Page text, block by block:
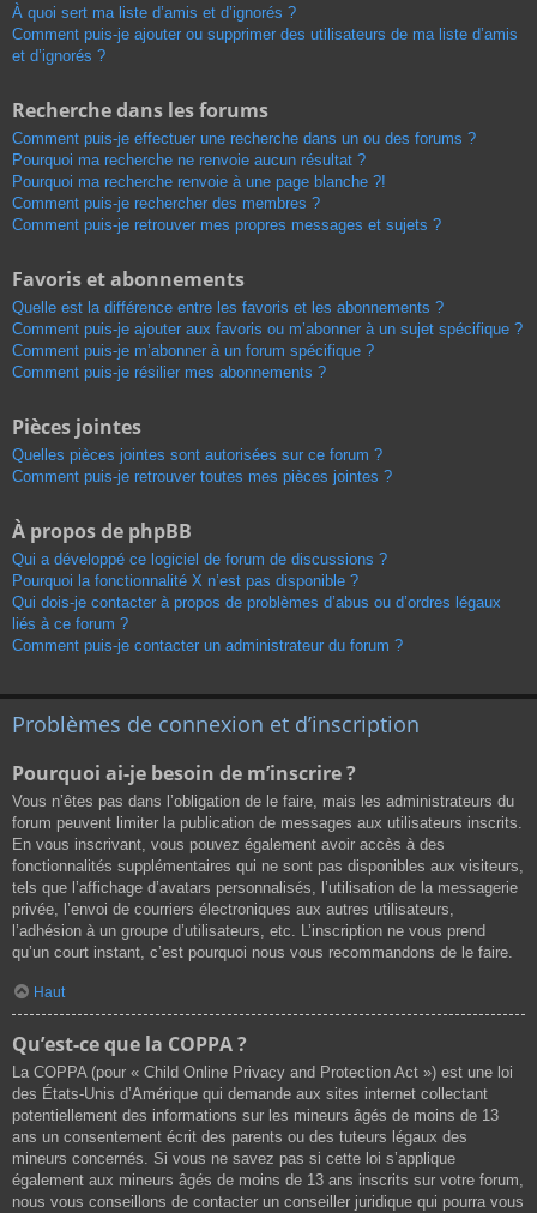
À quoi sert ma liste d’amis et d’ignorés ?
Comment puis-je ajouter ou supprimer des utilisateurs de ma liste d’amis
et d’ignorés ?
Recherche dans les forums
Comment puis-je effectuer une recherche dans un ou des forums ?
Pourquoi ma recherche ne renvoie aucun résultat ?
Pourquoi ma recherche renvoie à une page blanche ?!
Comment puis-je rechercher des membres ?
Comment puis-je retrouver mes propres messages et sujets ?
Favoris et abonnements
Quelle est la différence entre les favoris et les abonnements ?
Comment puis-je ajouter aux favoris ou m’abonner à un sujet spécifique ?
Comment puis-je m’abonner à un forum spécifique ?
Comment puis-je résilier mes abonnements ?
Pièces jointes
Quelles pièces jointes sont autorisées sur ce forum ?
Comment puis-je retrouver toutes mes pièces jointes ?
À propos de phpBB
Qui a développé ce logiciel de forum de discussions ?
Pourquoi la fonctionnalité X n’est pas disponible ?
Qui dois-je contacter à propos de problèmes d’abus ou d’ordres légaux
liés à ce forum ?
Comment puis-je contacter un administrateur du forum ?
Problèmes de connexion et d’inscription
Pourquoi ai-je besoin de m’inscrire ?
Vous n’êtes pas dans l’obligation de le faire, mais les administrateurs du
forum peuvent limiter la publication de messages aux utilisateurs inscrits.
En vous inscrivant, vous pouvez également avoir accès à des
fonctionnalités supplémentaires qui ne sont pas disponibles aux visiteurs,
tels que l’affichage d’avatars personnalisés, l’utilisation de la messagerie
privée, l’envoi de courriers électroniques aux autres utilisateurs,
l’adhésion à un groupe d’utilisateurs, etc. L’inscription ne vous prend
qu’un court instant, c’est pourquoi nous vous recommandons de le faire.
Haut
Qu’est-ce que la COPPA ?
La COPPA (pour « Child Online Privacy and Protection Act ») est une loi
des États-Unis d’Amérique qui demande aux sites internet collectant
potentiellement des informations sur les mineurs âgés de moins de 13
ans un consentement écrit des parents ou des tuteurs légaux des
mineurs concernés. Si vous ne savez pas si cette loi s’applique
également aux mineurs âgés de moins de 13 ans inscrits sur votre forum,
nous vous conseillons de contacter un conseiller juridique qui pourra vous